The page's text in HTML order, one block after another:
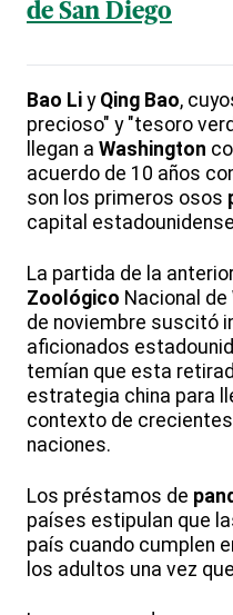
de San Diego
Bao Li y Qing Bao,
precioso" y "tesoro
llegan a Washington
acuerdo de 10 años
son los primeros osos
capital
La partida de la
Zoológico Nacional de
de noviembre suscitó
aficionados
temían que esta
estrategia china para
contexto de
naciones.
Los préstamos de
países estipulan que
país cuando cumplen
los adultos una vez